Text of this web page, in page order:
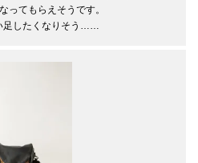
ってもらえそうです。
足したくなりそう……